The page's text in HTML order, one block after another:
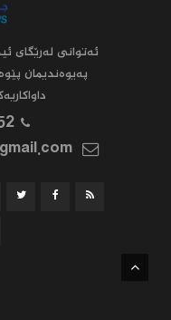
ئه‌توانى له‌رێگاى
په‌یوه‌ندیمان